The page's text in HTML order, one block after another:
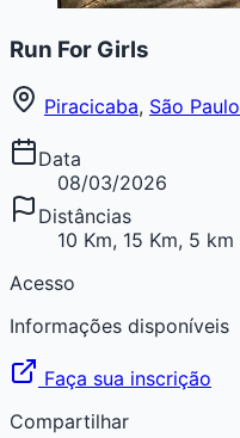
Run For Girls
Piracicaba, São Paulo
Data
08/03/2026
Distâncias
10 Km, 15 Km, 5 km
Acesso
Informações disponíveis
Faça sua inscrição
Compartilhar